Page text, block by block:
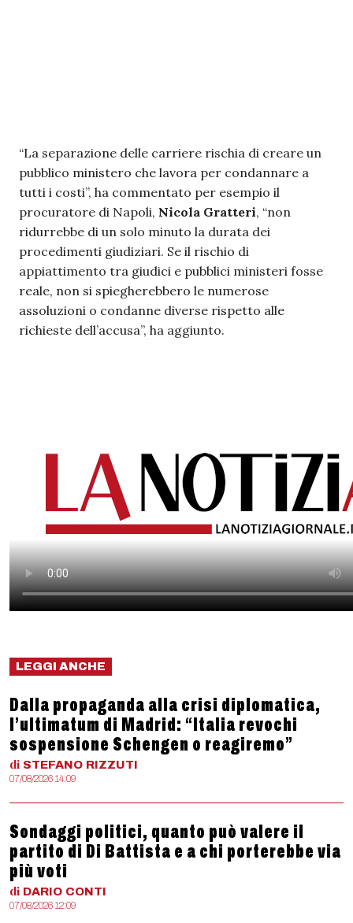
“La separazione delle carriere rischia di creare un
pubblico ministero che lavora per condannare a
tutti i costi”, ha commentato per esempio il
procuratore di Napoli, Nicola Gratteri, “non
ridurrebbe di un solo minuto la durata dei
procedimenti giudiziari. Se il rischio di
appiattimento tra giudici e pubblici ministeri fosse
reale, non si spiegherebbero le numerose
assoluzioni o condanne diverse rispetto alle
richieste dell’accusa”, ha aggiunto.
LEGGI ANCHE
Dalla propaganda alla crisi diplomatica,
l’ultimatum di Madrid: “Italia revochi
sospensione Schengen o reagiremo”
di STEFANO RIZZUTI
07/08/2026 14:09
Sondaggi politici, quanto può valere il
partito di Di Battista e a chi porterebbe via
più voti
di DARIO CONTI
07/08/2026 12:09